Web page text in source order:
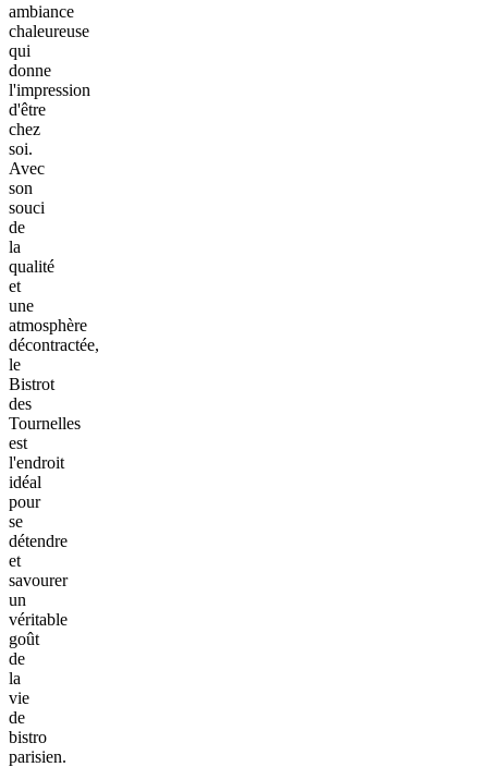
ambiance
chaleureuse
qui
donne
l'impression
d'être
chez
soi.
Avec
son
souci
de
la
qualité
et
une
atmosphère
décontractée,
le
Bistrot
des
Tournelles
est
l'endroit
idéal
pour
se
détendre
et
savourer
un
véritable
goût
de
la
vie
de
bistro
parisien.